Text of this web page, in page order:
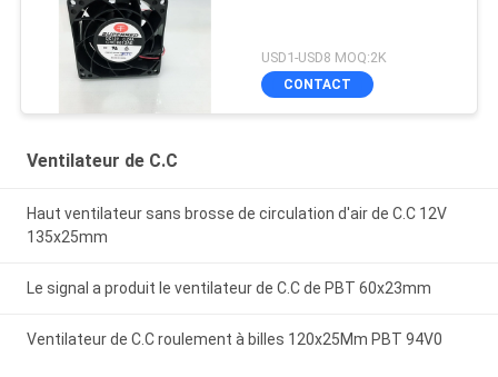
USD1-USD8 MOQ:2K
CONTACT
Ventilateur de C.C
Haut ventilateur sans brosse de circulation d'air de C.C 12V
135x25mm
Le signal a produit le ventilateur de C.C de PBT 60x23mm
Ventilateur de C.C roulement à billes 120x25Mm PBT 94V0